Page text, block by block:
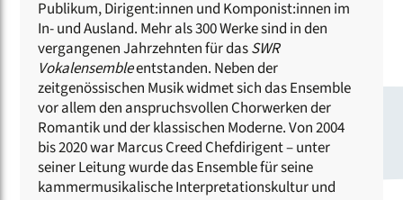
Publikum, Dirigent:innen und Komponist:innen im
In- und Ausland. Mehr als 300 Werke sind in den
vergangenen Jahrzehnten für dasSWR
Vokalensembleentstanden. Neben der
zeitgenössischen Musik widmet sich das Ensemble
vor allem den anspruchsvollen Chorwerken der
Romantik und der klassischen Moderne. Von 2004
bis 2020 war Marcus Creed Chefdirigent – unter
seiner Leitung wurde das Ensemble für seine
kammermusikalische Interpretationskultur und